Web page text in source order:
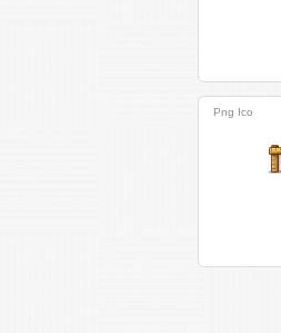
Png Ico